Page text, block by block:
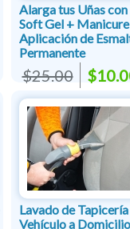
Alarga tus Uñas con
Soft Gel +
Aplicación de
Permanente
$25.00
Lavado de
Vehículo a Domicilio